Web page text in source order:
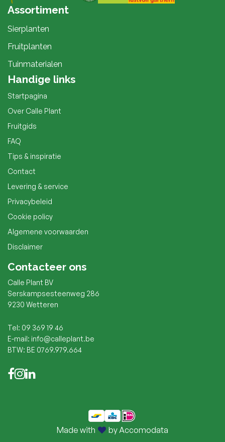
Assortiment
Sierplanten
Fruitplanten
Tuinmaterialen
Handige links
Startpagina
Over Calle Plant
Fruitgids
FAQ
Tips & inspiratie
Contact
Levering & service
Privacybeleid
Cookie policy
Algemene voorwaarden
Disclaimer
Contacteer ons
Calle Plant BV
Serskampsesteenweg 286
9230 Wetteren
Tel: 09 369 19 46
E-mail: info@calleplant.be
BTW: BE 0769.979.664
Made with by Accomodata